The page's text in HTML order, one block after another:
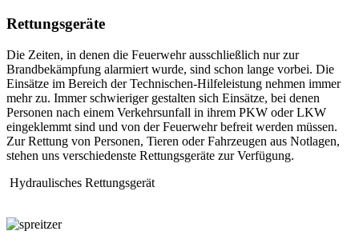
Rettungsgeräte
Die Zeiten, in denen die Feuerwehr ausschließlich nur zur
Brandbekämpfung alarmiert wurde, sind schon lange vorbei. Die
Einsätze im Bereich der Technischen-Hilfeleistung nehmen immer
mehr zu. Immer schwieriger gestalten sich Einsätze, bei denen
Personen nach einem Verkehrsunfall in ihrem PKW oder LKW
eingeklemmt sind und von der Feuerwehr befreit werden müssen.
Zur Rettung von Personen, Tieren oder Fahrzeugen aus Notlagen,
stehen uns verschiedenste Rettungsgeräte zur Verfügung.
Hydraulisches Rettungsgerät